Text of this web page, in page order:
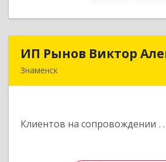
ИП Рынов Виктор
Знаменск
Клиентов на сопровождении
ИП Рынов Виктор